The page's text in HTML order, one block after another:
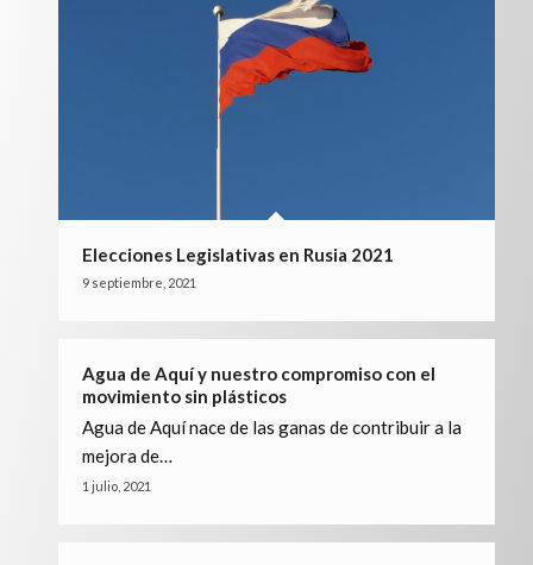
Elecciones Legislativas en Rusia 2021
9 septiembre, 2021
Agua de Aquí y nuestro compromiso con el
movimiento sin plásticos
Agua de Aquí nace de las ganas de contribuir a la
mejora de…
1 julio, 2021